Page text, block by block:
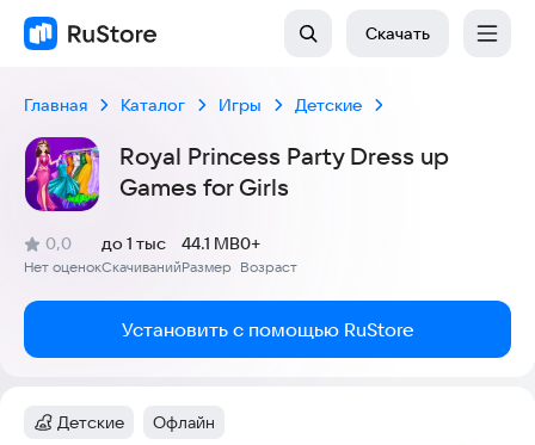
Скачать
Главная Каталог Игры Детские
Royal Princess Party Dress up
Games for Girls
Рейтинг:
0,0
(
Нет оценок
)
Скачиваний
до 1 тыс
Размер
44.1 MB
Возраст
0+
Установить с помощью RuStore
Категория:
Детские Тег:
Офлайн